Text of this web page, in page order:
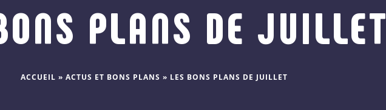
PLANS DE JUILLET
ACCUEIL » ACTUS ET BONS PLANS » LES BONS PLANS DE JUILLET